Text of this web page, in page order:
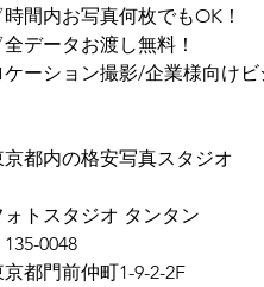
間内お写真何枚でもOK！
データお渡し無料！
ケーション撮影/企業様向け
京都内の格安写真スタジオ
ォトスタジオ タンタン
135-0048
京都門前仲町1-9-2-2F